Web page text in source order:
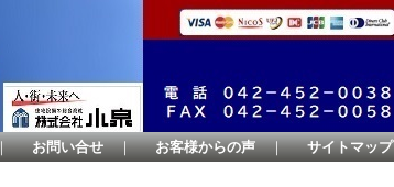
お問い合せ ｜ お客様からの声 ｜ サイトマップ